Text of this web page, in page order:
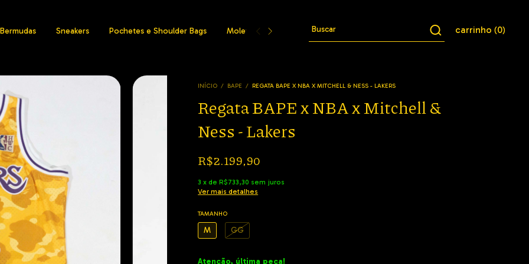
Bermudas Sneakers Pochetes e Shoulder Bags Moletons Jaquetas Conjuntos Meias Bucket
carrinho (0)
INÍCIO / BAPE / REGATA BAPE X NBA X MITCHELL & NESS - LAKERS
Regata BAPE x NBA x Mitchell &
Ness - Lakers
R$2.199,90
3 xdeR$733,30 sem juros
Ver mais detalhes
TAMANHO
M GG
Atenção, última peça!